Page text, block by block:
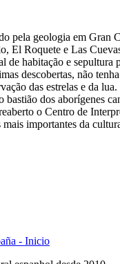
pela geologia em
Roquete e Las
habitação e
descobertas, não
das estrelas e da
dos aborígenes
o Centro de
importantes da
- Inicio